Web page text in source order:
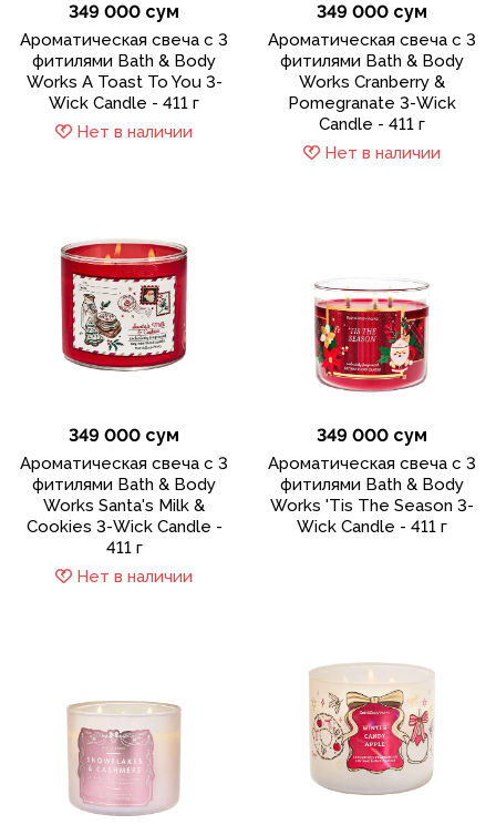
349 000 сум
Ароматическая свеча с 3
фитилями Bath & Body
Works A Toast To You 3-
Wick Candle - 411 г
Нет в наличии
349 000 сум
Ароматическая свеча с 3
фитилями Bath & Body
Works Cranberry &
Pomegranate 3-Wick
Candle - 411 г
Нет в наличии
349 000 сум
Ароматическая свеча с 3
фитилями Bath & Body
Works Santa's Milk &
Cookies 3-Wick Candle -
411 г
Нет в наличии
349 000 сум
Ароматическая свеча с 3
фитилями Bath & Body
Works 'Tis The Season 3-
Wick Candle - 411 г